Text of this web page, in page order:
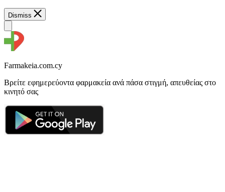
Dismiss
Farmakeia.com.cy
Βρείτε εφημερεύοντα φαρμακεία ανά πάσα στιγμή, απευθείας στο
κινητό σας